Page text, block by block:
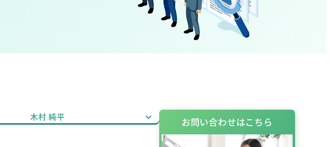
木村 純平 お問い合わせはこちら